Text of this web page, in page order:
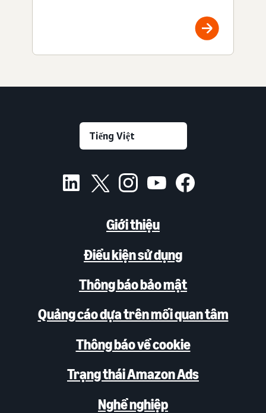
Giới thiệu
Điều kiện sử dụng
Thông báo bảo mật
Quảng cáo dựa trên mối quan tâm
Thông báo về cookie
Trạng thái Amazon Ads
Nghề nghiệp